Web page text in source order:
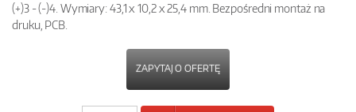
(+)3 - (-)4. Wymiary: 43,1 x 10,2 x 25,4 mm. Bezpośredni montaż na
druku, PCB.
ZAPYTAJ O OFERTĘ